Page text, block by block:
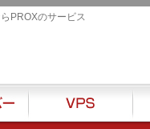
PROXのサービス